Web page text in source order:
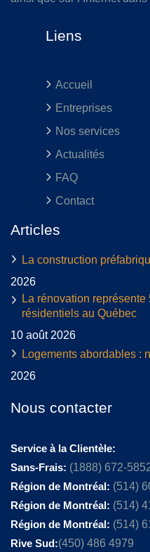
Liens
Accueil
Entreprises
Nos services
Actualités
FAQ
Contact
Articles
La construction
2026
La rénovation
résidentiels au Québec
10 août 2026
Logements abordables :
2026
Nous contacter
Service à la Clientèle:
Sans-Frais: (1888) 672-
Région de Montréal: (514)
Région de Montréal: (514)
Région de Montréal: (514)
Rive Sud:(450) 486 4979